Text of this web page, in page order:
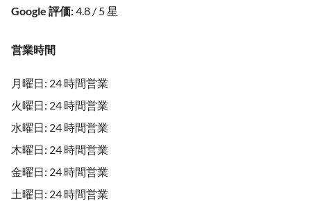
Google 評価:4.8 / 5 星
営業時間
月曜日: 24 時間営業
火曜日: 24 時間営業
水曜日: 24 時間営業
木曜日: 24 時間営業
金曜日: 24 時間営業
土曜日: 24 時間営業